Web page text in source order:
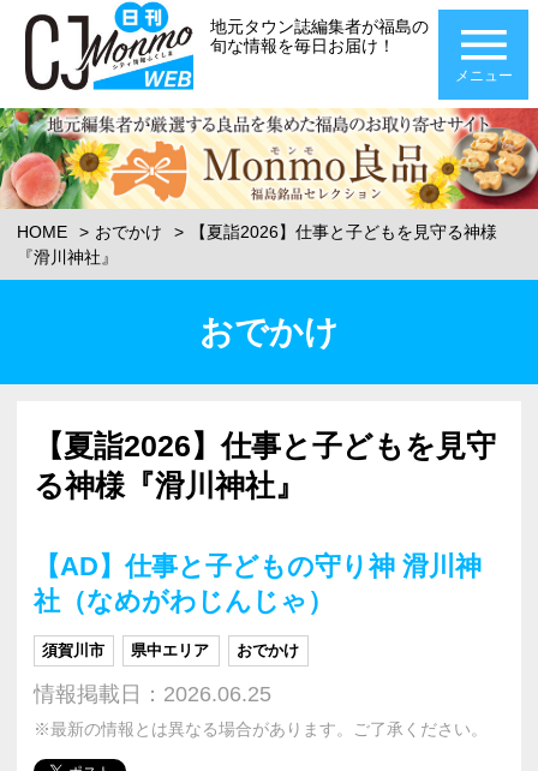
地元タウン誌編集者が福島の
旬な情報を毎日お届け！
メニュー
HOME おでかけ
【夏詣2026】仕事と子どもを見守る神様
『滑川神社』
おでかけ
【夏詣2026】仕事と子どもを見守
る神様『滑川神社』
【AD】仕事と子どもの守り神 滑川神
社（なめがわじんじゃ）
須賀川市 県中エリア おでかけ
情報掲載日：2026.06.25
※最新の情報とは異なる場合があります。ご了承ください。